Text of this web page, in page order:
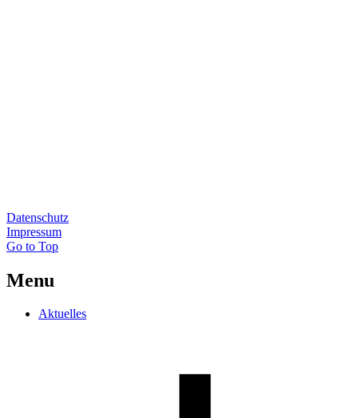
Datenschutz
Impressum
Go to Top
Menu
Aktuelles